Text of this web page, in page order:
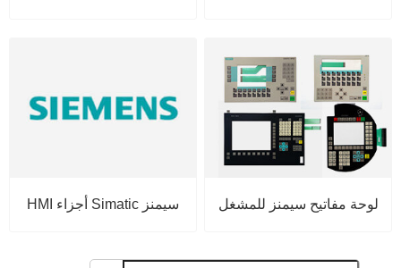
لوحة مفاتيح سيمنز للمشغل سيمنز Simatic أجزاء HMI